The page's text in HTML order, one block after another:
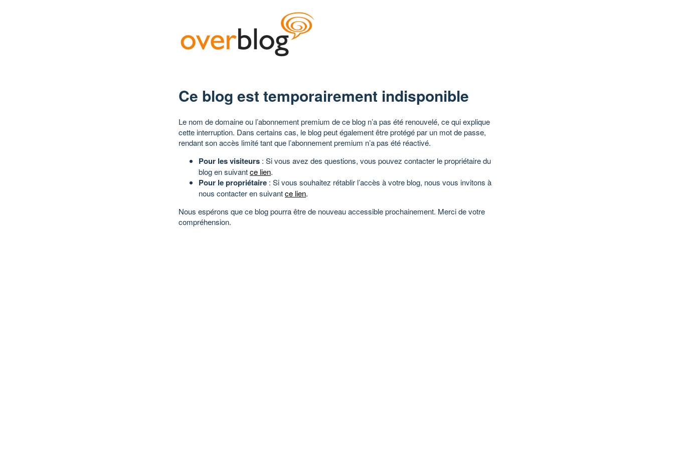
Ce blog est temporairement indisponible
Le nom de domaine ou l’abonnement premium de ce blog n’a pas été renouvelé, ce qui explique
cette interruption. Dans certains cas, le blog peut également être protégé par un mot de passe,
rendant son accès limité tant que l’abonnement premium n’a pas été réactivé.
Pour les visiteurs : Si vous avez des questions, vous pouvez contacter le propriétaire du
blog en suivantce lien.
Pour le propriétaire : Si vous souhaitez rétablir l’accès à votre blog, nous vous invitons à
nous contacter en suivantce lien.
Nous espérons que ce blog pourra être de nouveau accessible prochainement. Merci de votre
compréhension.